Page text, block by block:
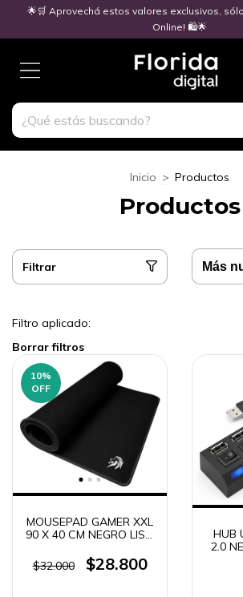
🌟🛒 Aprovechá estos valores exclusivos,
Online! 🛍️🌟
Inicio > Productos
Productos
Filtrar
Filtro aplicado:
Borrar filtros
10%
OFF
MOUSEPAD GAMER XXL
90 X 40 CM NEGRO LISO
NETMAK MP758
$32.000 $28.800
HUB
2.0